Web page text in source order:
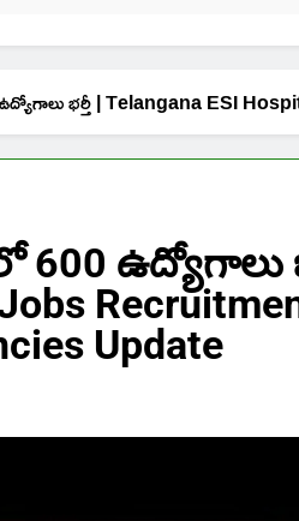
భర్తీ | Telangana ESI
ఉద్యోగాలు
Update